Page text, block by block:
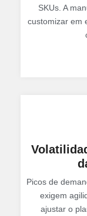
SKUs. A
customizar em
Picos de
exigem
ajustar o